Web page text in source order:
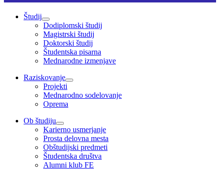
Študij
Dodiplomski študij
Magistrski študij
Doktorski študij
Študentska pisarna
Mednarodne izmenjave
Raziskovanje
Projekti
Mednarodno sodelovanje
Oprema
Ob študiju
Karierno usmerjanje
Prosta delovna mesta
Obštudijski predmeti
Študentska društva
Alumni klub FE